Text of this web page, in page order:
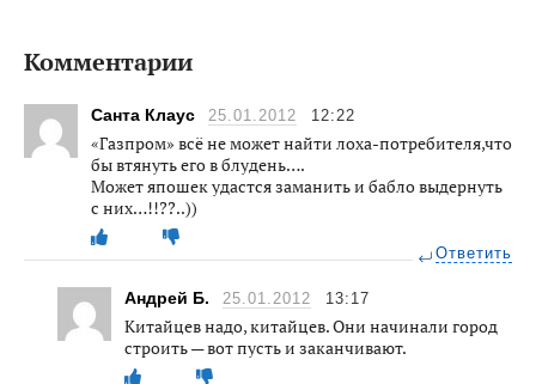
Комментарии
Санта Клаус 25.01.2012 12:22
«Газпром» всё не может найти лоха-потребителя,что
бы втянуть его в блудень….
Может япошек удастся заманить и бабло выдернуть
с них…!!??..))
Ответить
Андрей Б. 25.01.2012 13:17
Китайцев надо, китайцев. Они начинали город
строить — вот пусть и заканчивают.